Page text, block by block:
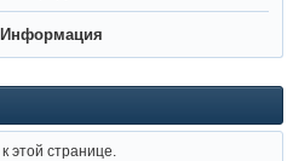
Информация
этой странице.